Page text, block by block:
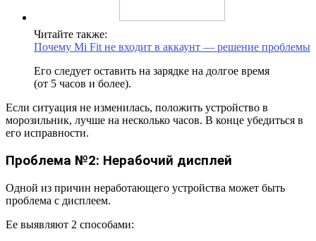
Читайте также:
Почему Mi Fit не входит в аккаунт — решение проблемы
Его следует оставить на зарядке на долгое время
(от 5 часов и более).
Если ситуация не изменилась, положить устройство в
морозильник, лучше на несколько часов. В конце убедиться в
его исправности.
Проблема №2: Нерабочий дисплей
Одной из причин неработающего устройства может быть
проблема с дисплеем.
Ее выявляют 2 способами: